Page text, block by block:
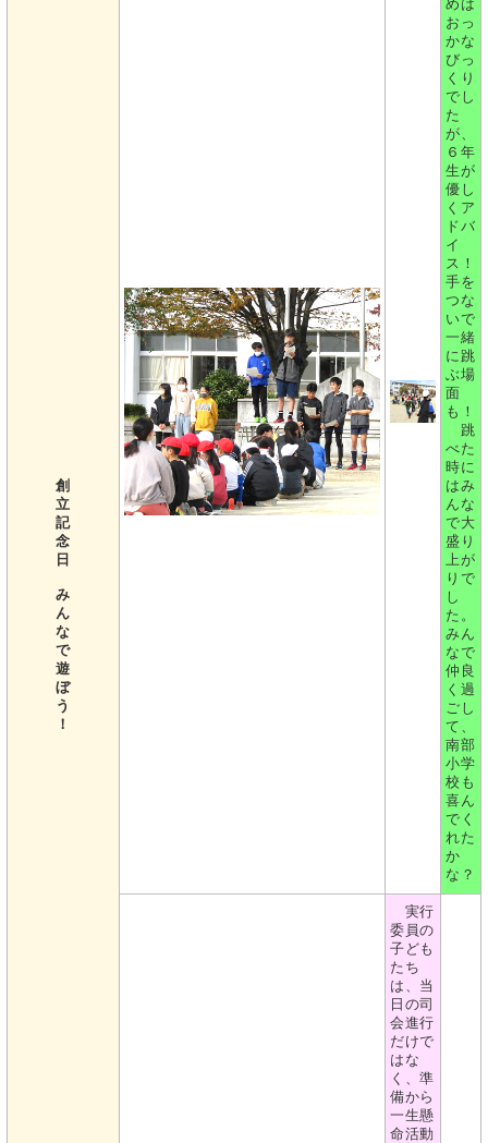
創
立
記
念
日
み
ん
な
で
遊
ぼ
う
！
めは
おっ
かな
びっ
くり
でし
た
が、
６年
生が
優し
くア
ドバ
イ
ス！
手を
つな
いで
一緒
に跳
ぶ場
面
も！
跳
べた
時に
はみ
んな
で大
盛り
上が
りで
し
た。
みん
なで
仲良
く過
ごし
て、
南部
小学
校も
喜ん
でく
れた
か
な？
実行
委員の
子ども
たち
は、当
日の司
会進行
だけで
はな
く、準
備から
一生懸
命活動